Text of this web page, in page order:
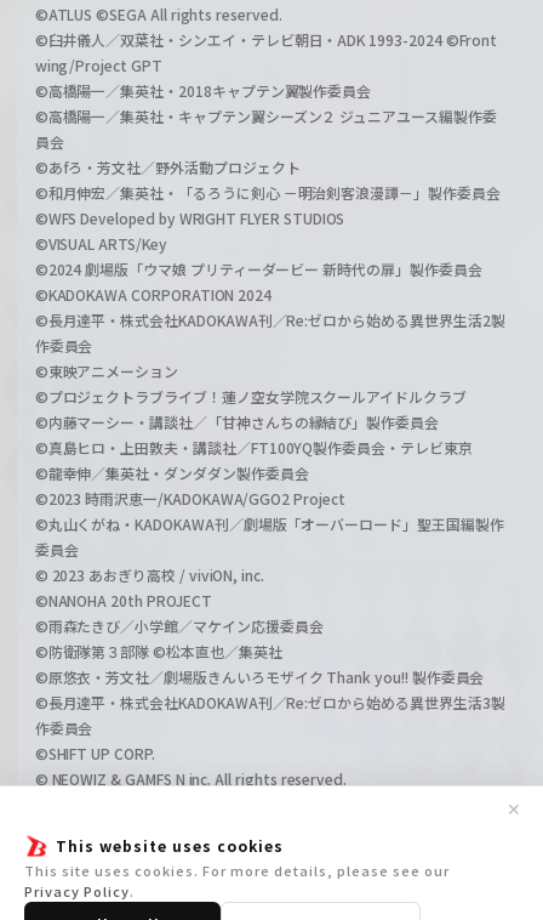
This website uses cookies
This site uses cookies. For more details, please see our
Privacy Policy.
✕
©ATLUS ©SEGA All rights reserved.
©臼井儀人／双葉社・シンエイ・テレビ朝日・ADK 1993-2024 ©Front
wing/Project GPT
©高橋陽一／集英社・2018キャプテン翼製作委員会
©高橋陽一／集英社・キャプテン翼シーズン２ ジュニアユース編製作委
員会
©あfろ・芳文社／野外活動プロジェクト
©和月伸宏／集英社・「るろうに剣心 －明治剣客浪漫譚－」製作委員会
©WFS Developed by WRIGHT FLYER STUDIOS
©VISUAL ARTS/Key
©2024 劇場版「ウマ娘 プリティーダービー 新時代の扉」製作委員会
©KADOKAWA CORPORATION 2024
©長月達平・株式会社KADOKAWA刊／Re:ゼロから始める異世界生活2製
作委員会
©東映アニメーション
©プロジェクトラブライブ！蓮ノ空女学院スクールアイドルクラブ
©内藤マーシー・講談社／「甘神さんちの縁結び」製作委員会
©真島ヒロ・上田敦夫・講談社／FT100YQ製作委員会・テレビ東京
©龍幸伸／集英社・ダンダダン製作委員会
©2023 時雨沢恵一/KADOKAWA/GGO2 Project
©丸山くがね・KADOKAWA刊／劇場版「オーバーロード」聖王国編製作
委員会
© 2023 あおぎり高校 / viviON, inc.
©NANOHA 20th PROJECT
©雨森たきび／小学館／マケイン応援委員会
©防衛隊第３部隊 ©松本直也／集英社
©原悠衣・芳文社／劇場版きんいろモザイク Thank you!! 製作委員会
©長月達平・株式会社KADOKAWA刊／Re:ゼロから始める異世界生活3製
作委員会
©SHIFT UP CORP.
© NEOWIZ & GAMFS N inc. All rights reserved.
©GIRLS und PANZER Film Projekt
©GIRLS und PANZER Finale Projekt